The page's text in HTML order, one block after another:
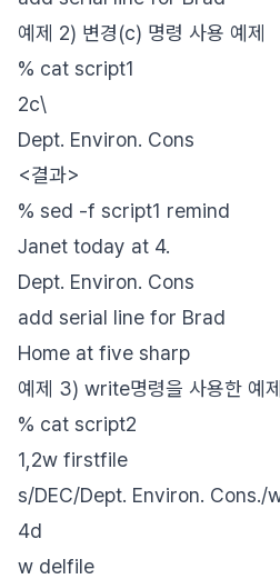
예제 2) 변경(c) 명령 사용 예제
% cat script1
2c\
Dept. Environ. Cons
<결과>
% sed -f script1 remind
Janet today at 4.
Dept. Environ. Cons
add serial line for Brad
Home at five sharp
예제 3) write명령을 사용한 예제
% cat script2
1,2w firstfile
s/DEC/Dept. Environ. Cons./
4d
w delfile